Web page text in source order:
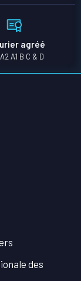
agréé
A1 B C & D
des